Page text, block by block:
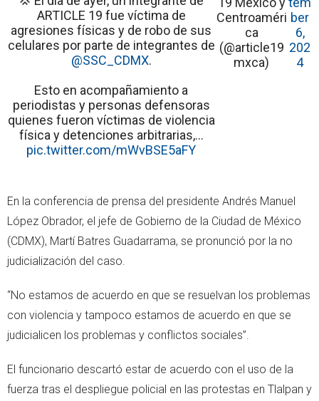
ARTICLE 19 fue víctima de
agresiones físicas y de robo de sus
celulares por parte de integrantes de
@SSC_CDMX.
Esto en acompañamiento a
periodistas y personas defensoras
quienes fueron víctimas de violencia
física y detenciones arbitrarias,…
pic.twitter.com/mWvBSE5aFY
Centroaméri
ca
(@article19
mxca)
ber
6,
202
4
En la conferencia de prensa del presidente Andrés Manuel
López Obrador, el jefe de Gobierno de la Ciudad de México
(CDMX), Martí Batres Guadarrama, se pronunció por la no
judicialización del caso.
“No estamos de acuerdo en que se resuelvan los problemas
con violencia y tampoco estamos de acuerdo en que se
judicialicen los problemas y conflictos sociales”.
El funcionario descartó estar de acuerdo con el uso de la
fuerza tras el despliegue policial en las protestas en Tlalpan y